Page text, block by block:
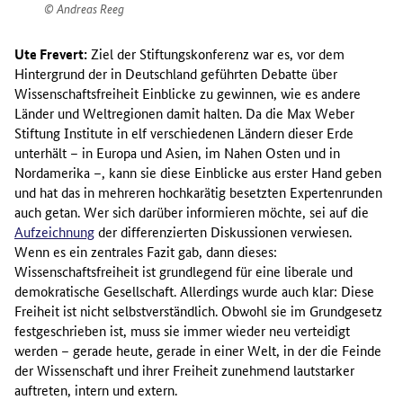
Andreas Reeg
Ute Frevert:Ziel der Stiftungskonferenz war es, vor dem
Hintergrund der in Deutschland geführten Debatte über
Wissenschaftsfreiheit Einblicke zu gewinnen, wie es andere
Länder und Weltregionen damit halten. Da die Max Weber
Stiftung Institute in elf verschiedenen Ländern dieser Erde
unterhält – in Europa und Asien, im Nahen Osten und in
Nordamerika –, kann sie diese Einblicke aus erster Hand geben
und hat das in mehreren hochkarätig besetzten Expertenrunden
auch getan. Wer sich darüber informieren möchte, sei auf die
Aufzeichnungder differenzierten Diskussionen verwiesen.
Wenn es ein zentrales Fazit gab, dann dieses:
Wissenschaftsfreiheit ist grundlegend für eine liberale und
demokratische Gesellschaft. Allerdings wurde auch klar: Diese
Freiheit ist nicht selbstverständlich. Obwohl sie im Grundgesetz
festgeschrieben ist, muss sie immer wieder neu verteidigt
werden – gerade heute, gerade in einer Welt, in der die Feinde
der Wissenschaft und ihrer Freiheit zunehmend lautstarker
auftreten, intern und extern.